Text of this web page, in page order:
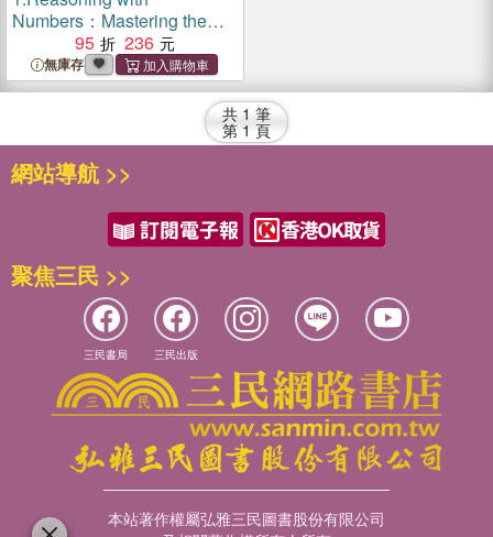
Numbers：Mastering the
Thinking Skills That Make
Math Fun and Easy to Learn
95 236
無庫存
共 1 筆
第 1 頁
網站導航 >>
聚焦三民 >>
三民書局 三民出版
本站著作權屬弘雅三民圖書股份有限公司